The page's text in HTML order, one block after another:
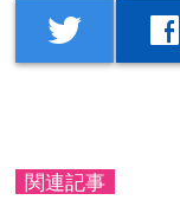
twitter facebook
関連記事